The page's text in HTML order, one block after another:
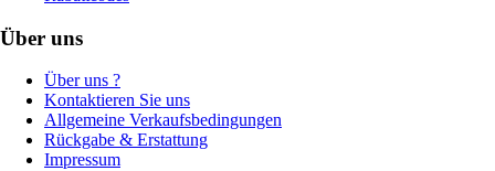
Über uns
Über uns ?
Kontaktieren Sie uns
Allgemeine Verkaufsbedingungen
Rückgabe & Erstattung
Impressum